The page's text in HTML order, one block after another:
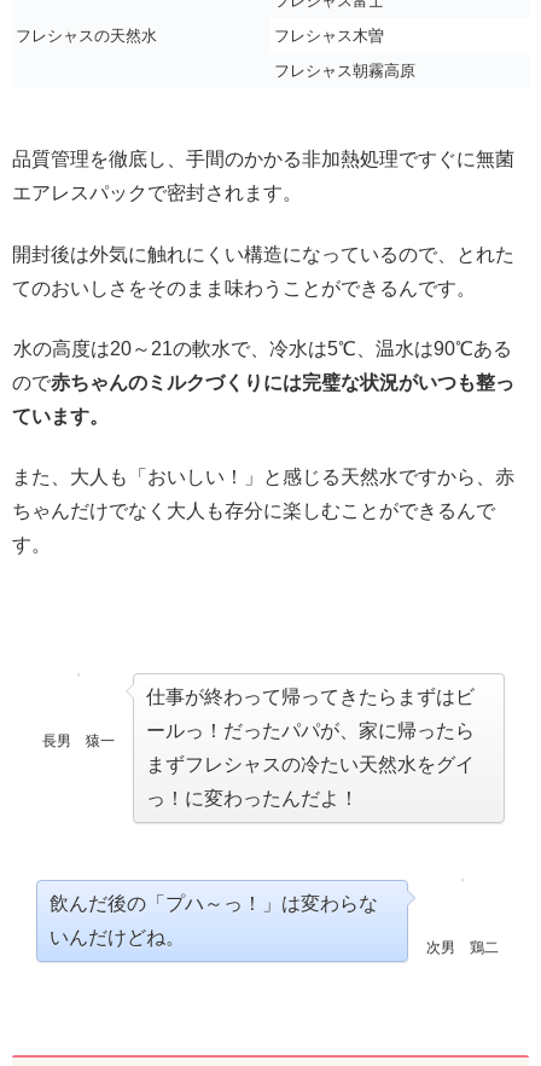
フレシャスの天然水
フレシャス木曽
フレシャス朝霧高原
品質管理を徹底し、手間のかかる非加熱処理ですぐに無菌
エアレスパックで密封されます。
開封後は外気に触れにくい構造になっているので、とれた
てのおいしさをそのまま味わうことができるんです。
水の高度は20～21の軟水で、冷水は5℃、温水は90℃ある
ので赤ちゃんのミルクづくりには完璧な状況がいつも整っ
ています。
また、大人も「おいしい！」と感じる天然水ですから、赤
ちゃんだけでなく大人も存分に楽しむことができるんで
す。
長男 猿一
仕事が終わって帰ってきたらまずはビ
ールっ！だったパパが、家に帰ったら
まずフレシャスの冷たい天然水をグイ
っ！に変わったんだよ！
次男 鶏二
飲んだ後の「プハ～っ！」は変わらな
いんだけどね。